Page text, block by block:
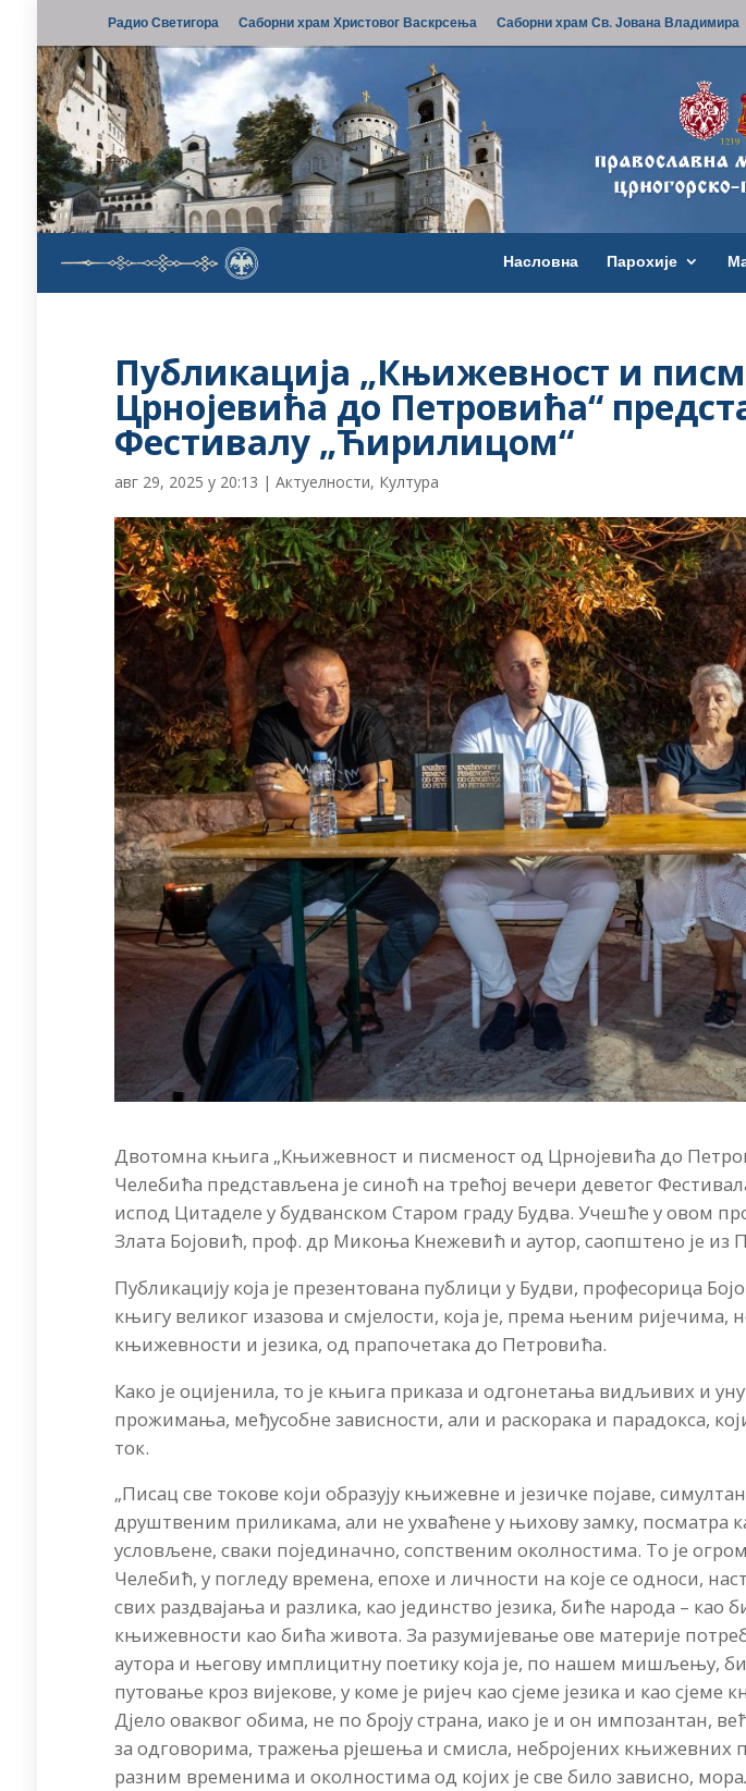
Радио Светигора Саборни храм Христовог Васкрсења Саборни храм Св. Јована Владимира
Насловна Парохије
Публикација „Књижевност и
Црнојевића до Петровића“
Фестивалу „Ћирилицом“
авг 29, 2025 у 20:13 |Актуелности, Култура
Двотомна књига „Књижевност и писменост од Црнојевића до
Челебића представљена је синоћ на трећој вечери деветог
испод Цитаделе у будванском Старом граду Будва. Учешће у овом
Злата Бојовић, проф. др Микоња Кнежевић и аутор, саопштено је из
Публикацију која је презентована публици у Будви, професорица
књигу великог изазова и смјелости, која је, према њеним ријечима,
књижевности и језика, од прапочетака до Петровића.
Како је оцијенила, то је књига приказа и одгонетања видљивих и
прожимања, међусобне зависности, али и раскорака и парадокса,
ток.
„Писац све токове који образују књижевне и језичке појаве,
друштвеним приликама, али не ухваћене у њихову замку, посматра
условљене, сваки појединачно, сопственим околностима. То је
Челебић, у погледу времена, епохе и личности на које се односи,
свих раздвајања и разлика, као јединство језика, биће народа –
књижевности као бића живота. За разумијевање ове материје
аутора и његову имплицитну поетику која је, по нашем мишљењу,
путовање кроз вијекове, у коме је ријеч као сјеме језика и као
Дјело оваквог обима, не по броју страна, иако је и он импозантан,
за одговорима, тражења рјешења и смисла, небројених
разним временима и околностима од којих је све било зависно,